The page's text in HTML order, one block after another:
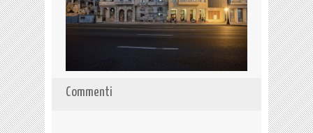
Commenti